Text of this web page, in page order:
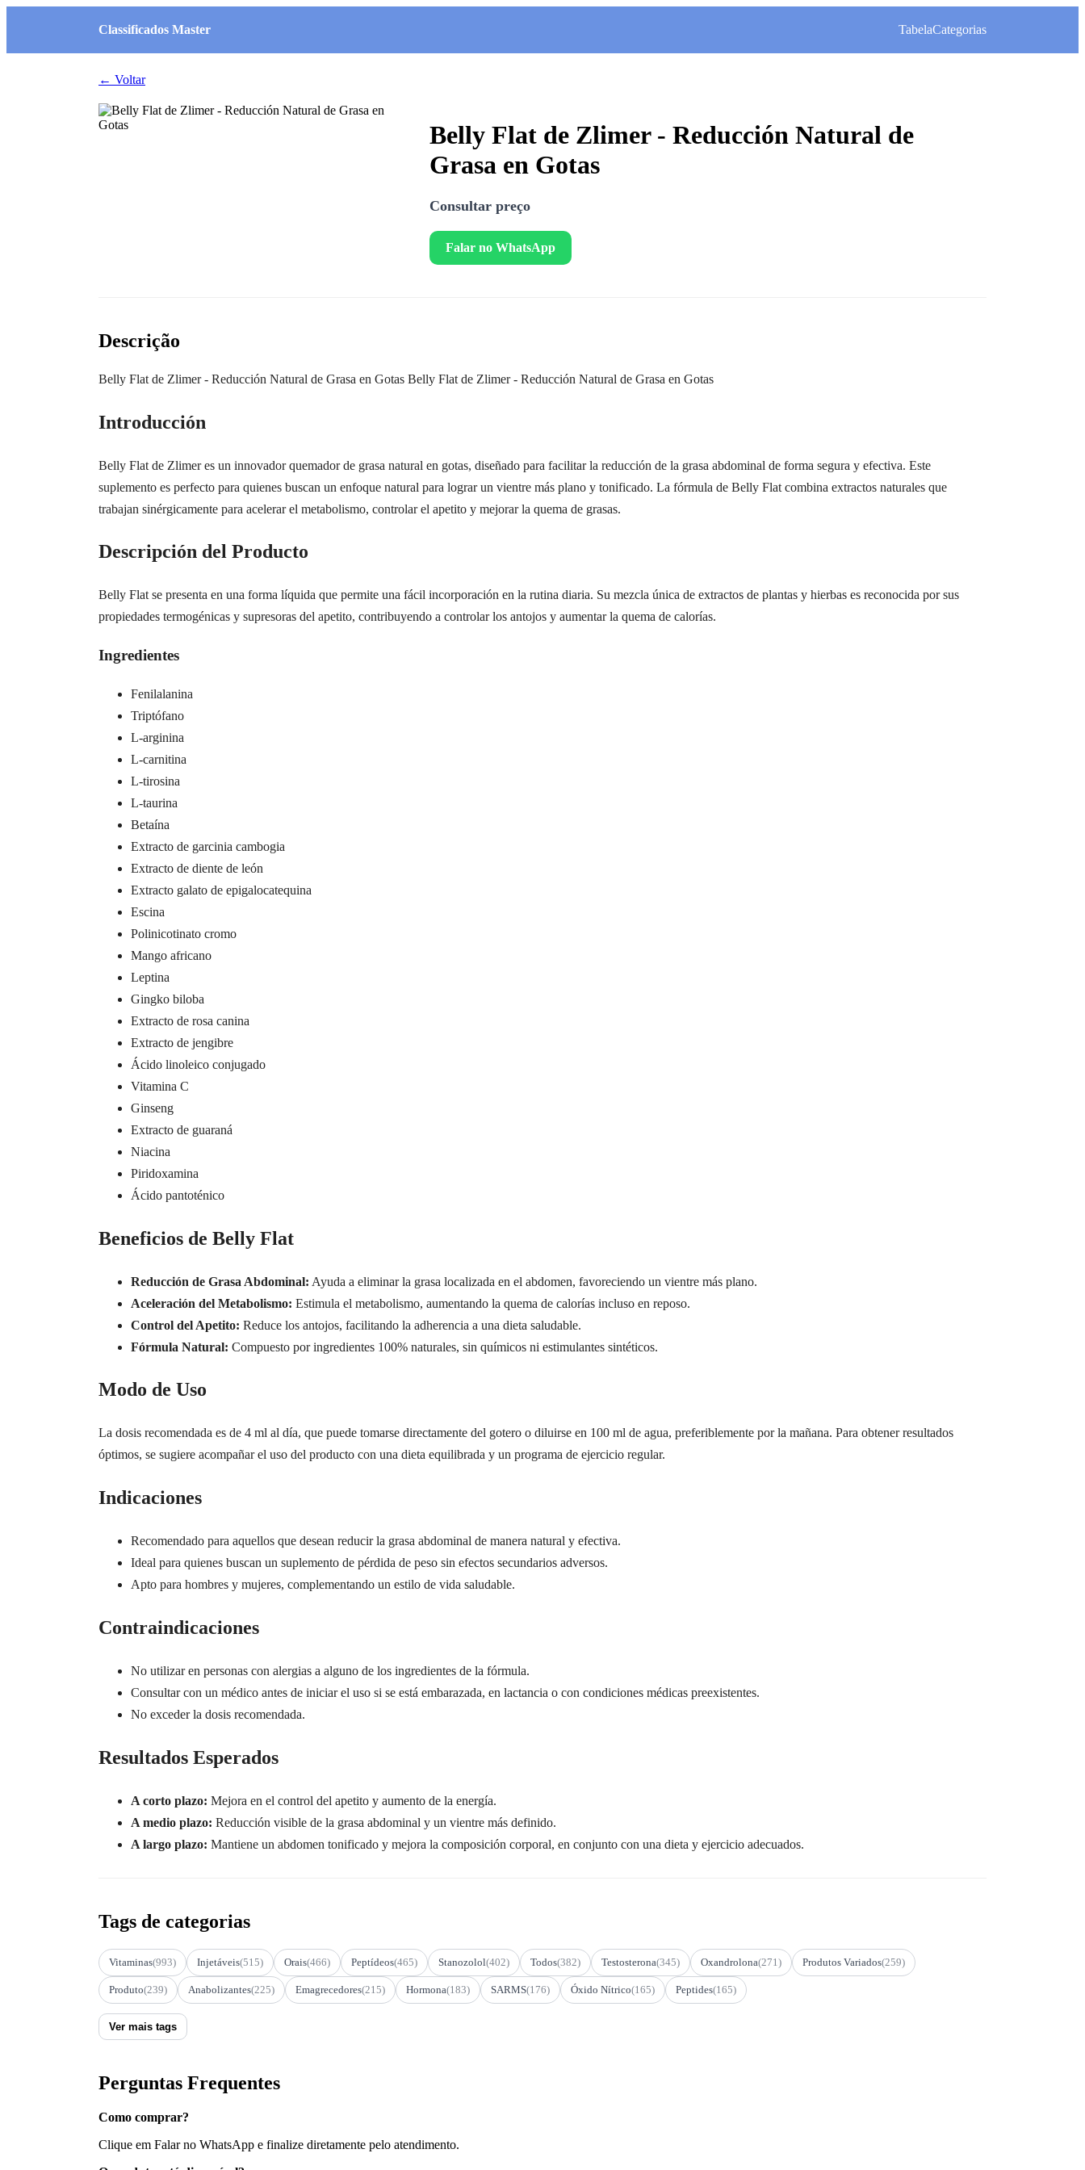
Classificados Master TabelaCategorias
← Voltar
Belly Flat de Zlimer - Reducción Natural de
Grasa en Gotas
Consultar preço
Falar no WhatsApp
Descrição
Belly Flat de Zlimer - Reducción Natural de Grasa en Gotas Belly Flat de Zlimer - Reducción Natural de Grasa en Gotas
Introducción
Belly Flat de Zlimer es un innovador quemador de grasa natural en gotas, diseñado para facilitar la reducción de la grasa abdominal de forma segura y efectiva. Este
suplemento es perfecto para quienes buscan un enfoque natural para lograr un vientre más plano y tonificado. La fórmula de Belly Flat combina extractos naturales que
trabajan sinérgicamente para acelerar el metabolismo, controlar el apetito y mejorar la quema de grasas.
Descripción del Producto
Belly Flat se presenta en una forma líquida que permite una fácil incorporación en la rutina diaria. Su mezcla única de extractos de plantas y hierbas es reconocida por sus
propiedades termogénicas y supresoras del apetito, contribuyendo a controlar los antojos y aumentar la quema de calorías.
Ingredientes
Fenilalanina
Triptófano
L-arginina
L-carnitina
L-tirosina
L-taurina
Betaína
Extracto de garcinia cambogia
Extracto de diente de león
Extracto galato de epigalocatequina
Escina
Polinicotinato cromo
Mango africano
Leptina
Gingko biloba
Extracto de rosa canina
Extracto de jengibre
Ácido linoleico conjugado
Vitamina C
Ginseng
Extracto de guaraná
Niacina
Piridoxamina
Ácido pantoténico
Beneficios de Belly Flat
Reducción de Grasa Abdominal: Ayuda a eliminar la grasa localizada en el abdomen, favoreciendo un vientre más plano.
Aceleración del Metabolismo: Estimula el metabolismo, aumentando la quema de calorías incluso en reposo.
Control del Apetito: Reduce los antojos, facilitando la adherencia a una dieta saludable.
Fórmula Natural: Compuesto por ingredientes 100% naturales, sin químicos ni estimulantes sintéticos.
Modo de Uso
La dosis recomendada es de 4 ml al día, que puede tomarse directamente del gotero o diluirse en 100 ml de agua, preferiblemente por la mañana. Para obtener resultados
óptimos, se sugiere acompañar el uso del producto con una dieta equilibrada y un programa de ejercicio regular.
Indicaciones
Recomendado para aquellos que desean reducir la grasa abdominal de manera natural y efectiva.
Ideal para quienes buscan un suplemento de pérdida de peso sin efectos secundarios adversos.
Apto para hombres y mujeres, complementando un estilo de vida saludable.
Contraindicaciones
No utilizar en personas con alergias a alguno de los ingredientes de la fórmula.
Consultar con un médico antes de iniciar el uso si se está embarazada, en lactancia o con condiciones médicas preexistentes.
No exceder la dosis recomendada.
Resultados Esperados
A corto plazo: Mejora en el control del apetito y aumento de la energía.
A medio plazo: Reducción visible de la grasa abdominal y un vientre más definido.
A largo plazo: Mantiene un abdomen tonificado y mejora la composición corporal, en conjunto con una dieta y ejercicio adecuados.
Tags de categorias
Vitaminas(993) Injetáveis(515) Orais(466) Peptídeos(465) Stanozolol(402) Todos(382) Testosterona(345) Oxandrolona(271) Produtos Variados(259)
Produto(239) Anabolizantes(225) Emagrecedores(215) Hormona(183) SARMS(176) Óxido Nítrico(165) Peptides(165)
Ver mais tags
Perguntas Frequentes
Como comprar?
Clique em Falar no WhatsApp e finalize diretamente pelo atendimento.